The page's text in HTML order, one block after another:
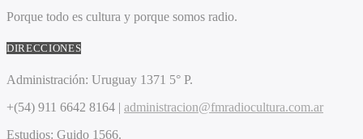
Porque todo es cultura y porque somos radio.
DIRECCIONES
Administración: Uruguay 1371 5° P.
+(54) 911 6642 8164 | administracion@fmradiocultura.com.ar
Estudios: Guido 1566.